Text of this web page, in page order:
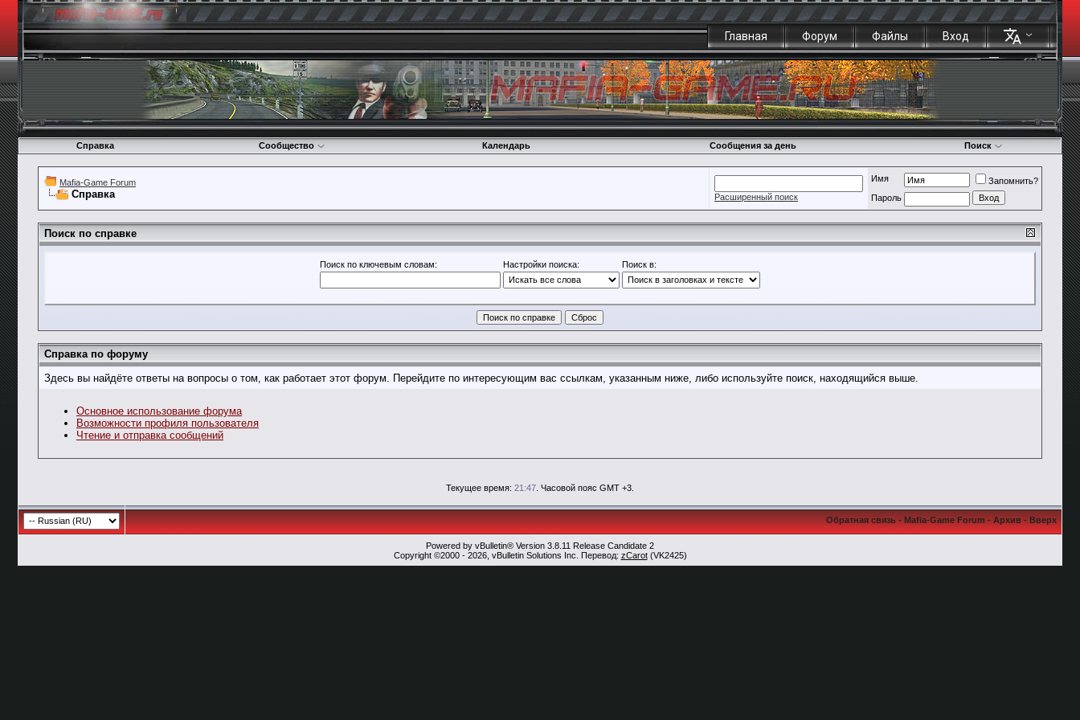
Главная Форум Файлы Вход
Справка Сообщество Календарь Сообщения за день Поиск
Mafia-Game Forum
Справка Расширенный поиск
Имя
Запомнить?
Пароль
Поиск по справке
Поиск по ключевым словам: Настройки поиска: Поиск в:
Справка по форуму
Здесь вы найдёте ответы на вопросы о том, как работает этот форум. Перейдите по интересующим вас ссылкам, указанным ниже, либо используйте поиск, находящийся выше.
Основное использование форума
Возможности профиля пользователя
Чтение и отправка сообщений
Текущее время: 21:47 . Часовой пояс GMT +3.
Обратная связь-Mafia-Game Forum-Архив-Вверх
Powered by vBulletin® Version 3.8.11 Release Candidate 2
Copyright ©2000 - 2026, vBulletin Solutions Inc. Перевод: zCarot(VK2425)